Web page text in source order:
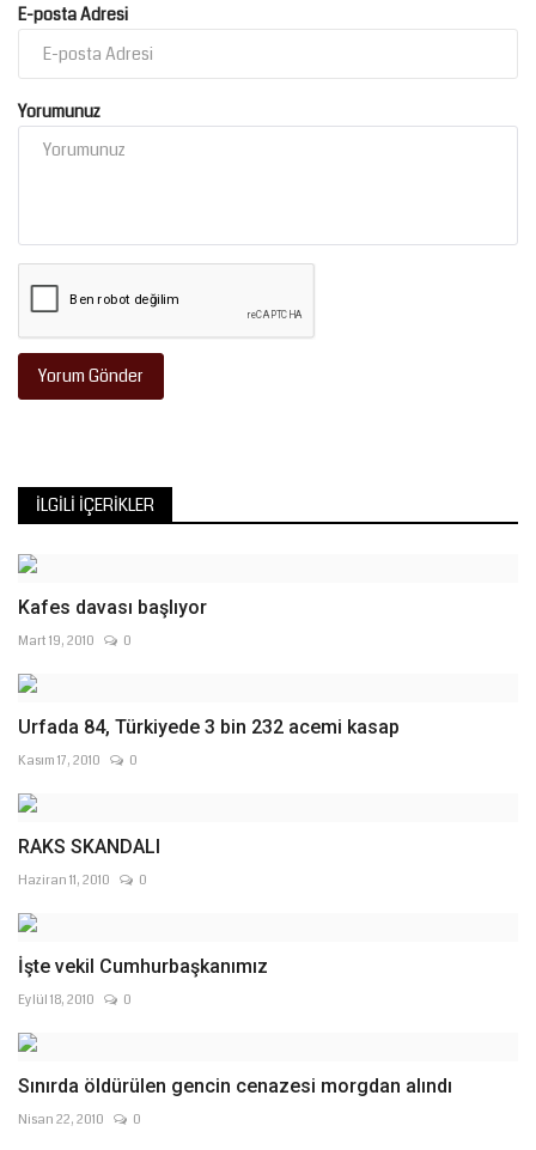
E-posta Adresi
Yorumunuz
Yorum Gönder
İLGILI İÇERIKLER
Kafes davası başlıyor
Mart 19, 2010 0
Urfada 84, Türkiyede 3 bin 232 acemi kasap
Kasım 17, 2010 0
RAKS SKANDALI
Haziran 11, 2010 0
İşte vekil Cumhurbaşkanımız
Eylül 18, 2010 0
Sınırda öldürülen gencin cenazesi morgdan alındı
Nisan 22, 2010 0